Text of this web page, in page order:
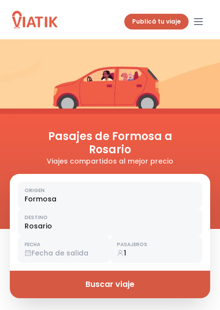
Publicá tu viaje
Pasajes de Formosa a
Rosario
Viajes compartidos al mejor precio
ORIGEN
Formosa
DESTINO
Rosario
FECHA
Fecha de salida
PASAJEROS
1
Buscar viaje